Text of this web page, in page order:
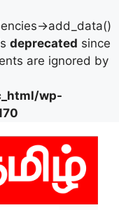
>add_data()
deprecated since
are ignored by
wp-